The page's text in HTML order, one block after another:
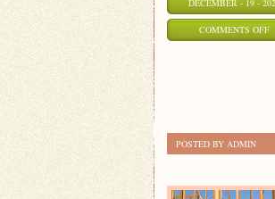
DECEMBER - 19 -
COMMENTS OFFON
POSTED BY ADMIN